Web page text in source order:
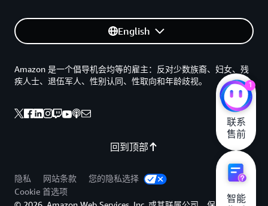
English
回到顶部
Amazon 是一个倡导机会均等的雇主：反对少数族裔、妇女、残
疾人士、退伍军人、性别认同、性取向和年龄歧视。
隐私 网站条款
您的隐私选择
Cookie 首选项
1
联系
售前
智能